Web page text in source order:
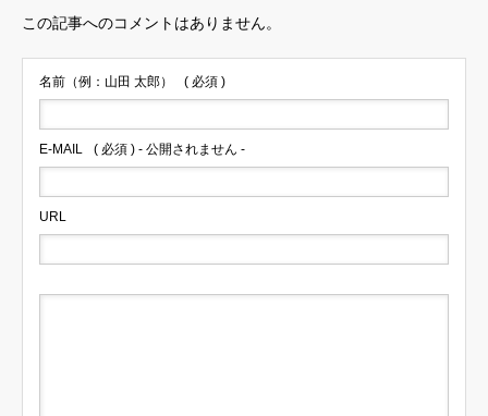
この記事へのコメントはありません。
名前（例：山田 太郎） ( 必須 )
E-MAIL ( 必須 ) - 公開されません -
URL